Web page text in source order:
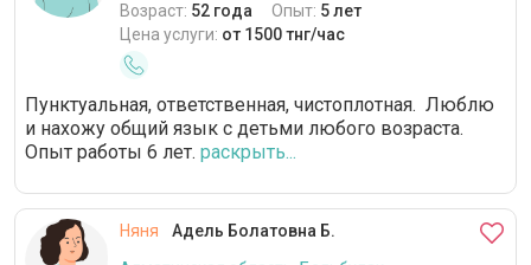
Возраст: 52 года Опыт: 5 лет
Цена услуги: от 1500 тнг/час
Пунктуальная, ответственная, чистоплотная. Люблю
и нахожу общий язык с детьми любого возраста.
Опыт работы 6 лет. раскрыть...
Няня
Адель Болатовна Б.